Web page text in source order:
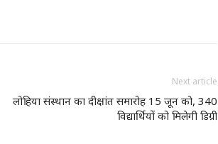
Next article
लोहिया संस्थान का दीक्षांत समारोह 15 जून को, 340
विद्यार्थियों को मिलेगी डिग्री